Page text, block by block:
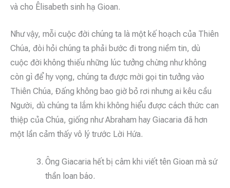
và cho Êlisabeth sinh hạ Gioan.
Như vậy, mỗi cuộc đời chúng ta là một kế hoạch của Thiên
Chúa, đòi hỏi chúng ta phải bước đi trong niềm tin, dù
cuộc đời không thiếu những lúc tưởng chừng như không
còn gì để hy vọng, chúng ta được mời gọi tin tưởng vào
Thiên Chúa, Đấng không bao giờ bỏ rơi nhưng ai kêu cầu
Người, dù chúng ta lắm khi không hiểu được cách thức can
thiệp của Chúa, giống như Abraham hay Giacaria đã hơn
một lần cảm thấy vô lý trước Lời Hứa.
Ông Giacaria hết bị câm khi viết tên Gioan mà sứ
thần loan báo.